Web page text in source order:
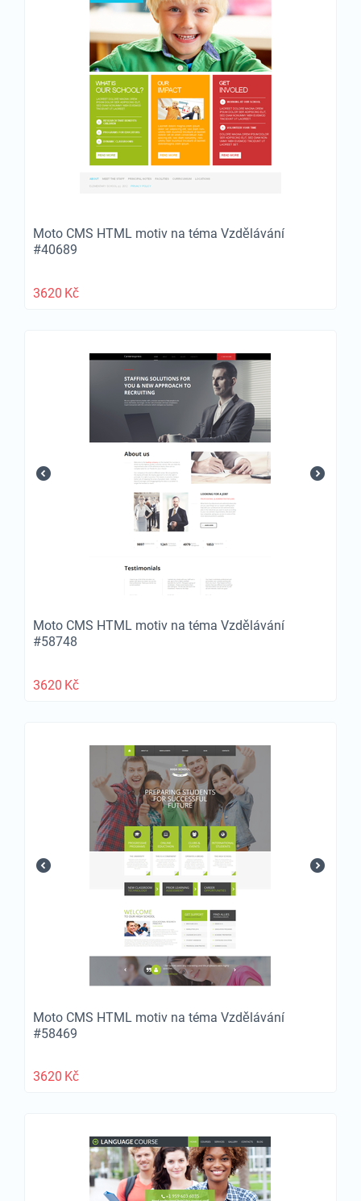
Moto CMS HTML motiv na téma Vzdělávání
#40689
3620 Kč
Moto CMS HTML motiv na téma Vzdělávání
#58748
3620 Kč
Moto CMS HTML motiv na téma Vzdělávání
#58469
3620 Kč